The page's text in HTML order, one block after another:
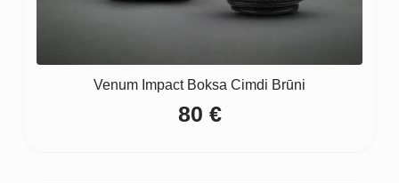
Venum Impact Boksa Cimdi Brūni
80 €